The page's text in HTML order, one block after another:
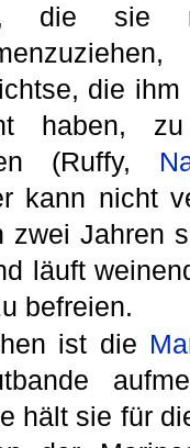
die sie
die
haben,
(Ruffy,
kann nicht
zwei Jahren
läuft
befreien.
ist die
hält sie für